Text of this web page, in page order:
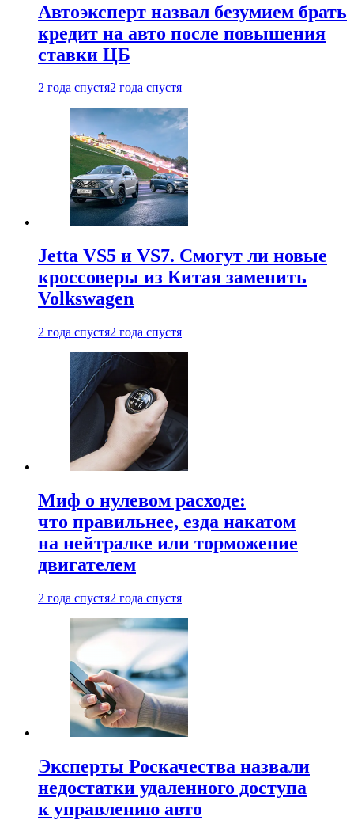
Автоэксперт назвал безумием брать
кредит на авто после повышения
ставки ЦБ
2 года спустя2 года спустя
Jetta VS5 и VS7. Смогут ли новые
кроссоверы из Китая заменить
Volkswagen
2 года спустя2 года спустя
Миф о нулевом расходе:
что правильнее, езда накатом
на нейтралке или торможение
двигателем
2 года спустя2 года спустя
Эксперты Роскачества назвали
недостатки удаленного доступа
к управлению авто